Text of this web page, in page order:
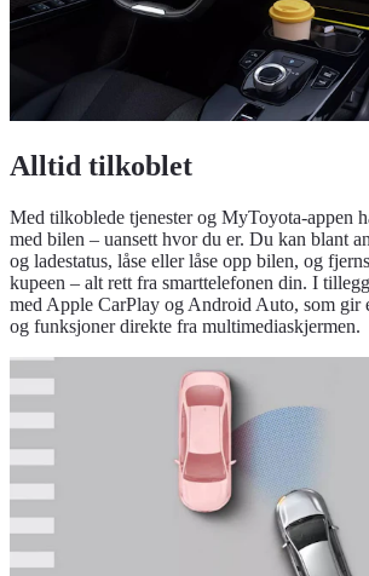
Alltid tilkoblet
Med tilkoblede tjenester og MyToyota-appen
med bilen – uansett hvor du er. Du kan blant
og ladestatus, låse eller låse opp bilen, og
kupeen – alt rett fra smarttelefonen din. I
med Apple CarPlay og Android Auto, som gir
og funksjoner direkte fra multimediaskjermen.